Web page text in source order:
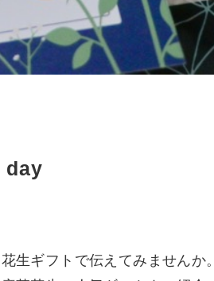
day
生ギフトで伝えてみませんか。